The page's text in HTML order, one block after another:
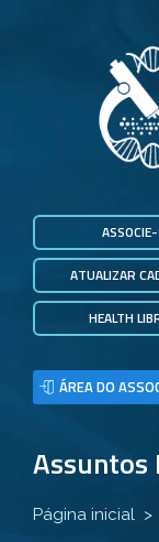
ATUALIZAR
HEALTH
ÁREA DO
Assuntos
Página inicial